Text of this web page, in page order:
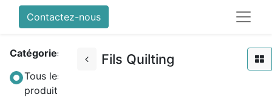
Contactez-nous
Catégories
Tous les
produits
Fils Quilting